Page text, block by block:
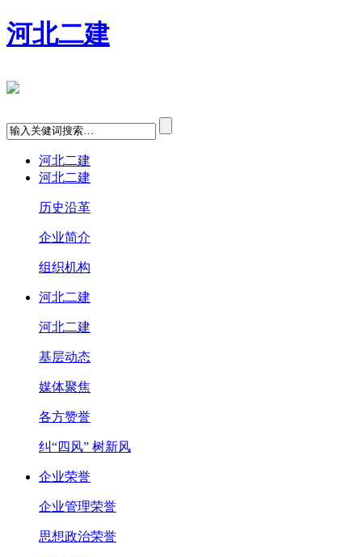
河北二建
河北二建
河北二建
历史沿革
企业简介
组织机构
河北二建
河北二建
基层动态
媒体聚焦
各方赞誉
纠“四风” 树新风
企业荣誉
企业管理荣誉
思想政治荣誉